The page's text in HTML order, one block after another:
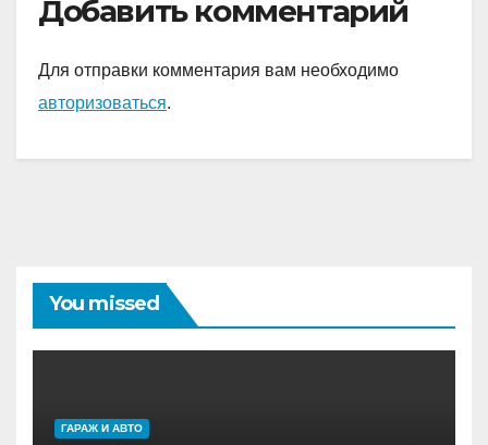
Добавить комментарий
Для отправки комментария вам необходимо
авторизоваться.
You missed
ГАРАЖ И АВТО